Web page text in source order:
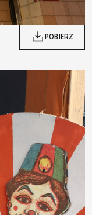
POBIERZ